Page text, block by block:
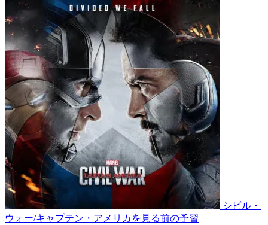
シビル・
ウォー/キャプテン・アメリカを見る前の予習